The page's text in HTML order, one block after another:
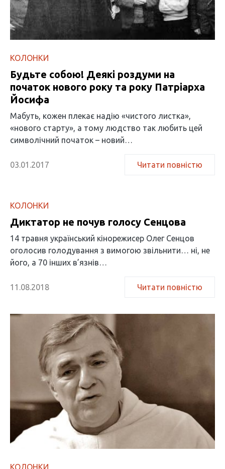
КОЛОНКИ
Будьте собою! Деякі роздуми на
початок нового року та року Патріарха
Йосифа
Мабуть, кожен плекає надію «чистого листка»,
«нового старту», а тому людство так любить цей
символічний початок – новий…
03.01.2017 Читати повністю
КОЛОНКИ
Диктатор не почув голосу Сенцова
14 травня український кінорежисер Олег Сенцов
оголосив голодування з вимогою звільнити… ні, не
його, а 70 інших в’язнів…
11.08.2018 Читати повністю
КОЛОНКИ